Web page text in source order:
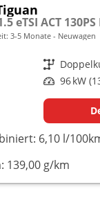
3-5 Monate Neuwagen
Getriebe
Leistung 96 kW
6,10 l/
139,00 g/km